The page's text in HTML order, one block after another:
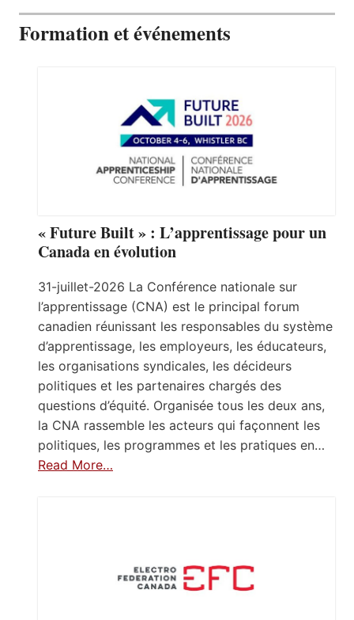
Formation et événements
« Future Built » : L’apprentissage pour un
Canada en évolution
31-juillet-2026 La Conférence nationale sur
l’apprentissage (CNA) est le principal forum
canadien réunissant les responsables du système
d’apprentissage, les employeurs, les éducateurs,
les organisations syndicales, les décideurs
politiques et les partenaires chargés des
questions d’équité. Organisée tous les deux ans,
la CNA rassemble les acteurs qui façonnent les
politiques, les programmes et les pratiques en…
Read More…